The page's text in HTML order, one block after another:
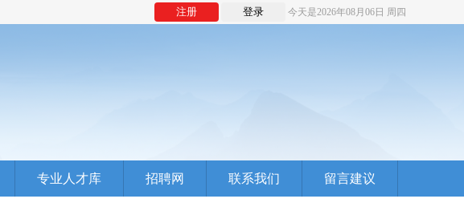
注册 登录 今天是2026年08月06日 周四
专业人才库 招聘网 联系我们 留言建议